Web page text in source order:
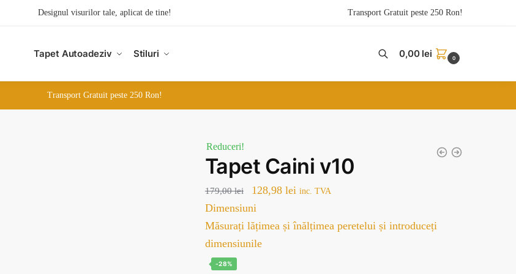
Designul visurilor tale, aplicat de tine! Transport Gratuit peste 250 Ron!
Tapet Autoadeziv Stiluri 0,00 lei 0
Transport Gratuit peste 250 Ron!
Reduceri!
Tapet Caini v10
179,00lei
Prețul
inițial
a
fost:
128,98 leiPrețul
este:
inc. TVA
Dimensiuni
Măsurați lățimea și înălțimea peretelui și introduceți
dimensiunile
-28%